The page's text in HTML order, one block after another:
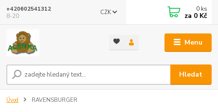
Menu
CZK
Hledat
+420602541312
8-20
0 ks
za 0 Kč
Úvod RAVENSBURGER